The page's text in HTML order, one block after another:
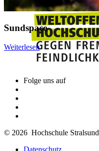
Sundspace
Weiterlesen
Folge uns auf
© 2026 Hochschule Stralsund
Datenschutz